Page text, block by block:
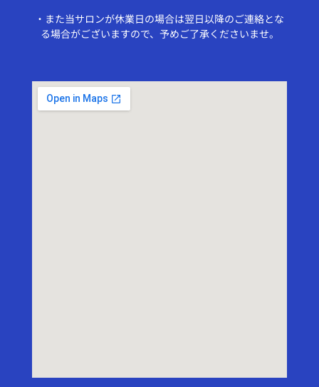
・また当サロンが休業日の場合は翌日以降のご連絡とな
る場合がございますので、予めご了承くださいませ。